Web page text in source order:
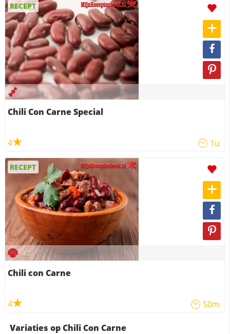
RECEPT
Chili Con Carne Special
4 1u
RECEPT
Chili con Carne
4 50m
Variaties op Chili Con Carne